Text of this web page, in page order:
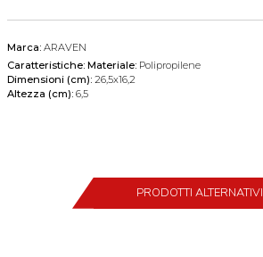
Marca: ARAVEN
Caratteristiche: Materiale: Polipropilene
Dimensioni (cm): 26,5x16,2
Altezza (cm): 6,5
PRODOTTI ALTERNATIVI